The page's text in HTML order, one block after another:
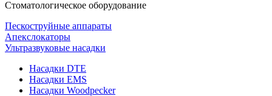
Стоматологическое оборудование
Пескоструйные аппараты
Апекслокаторы
Ультразвуковые насадки
Насадки DTE
Насадки EMS
Насадки Woodpecker